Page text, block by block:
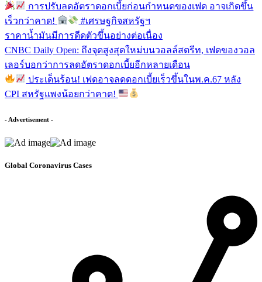
การปรับลดอัตราดอกเบี้ยก่อนกำหนดของเฟด อาจเกิดขึ้น
เร็วกว่าคาด!
#เศรษฐกิจสหรัฐฯ
ราคาน้ำมันมีการดีดตัวขึ้นอย่างต่อเนื่อง
CNBC Daily Open: ถึงจุดสูงสุดใหม่บนวอลล์สตรีท, เฟดของวอล
เลอร์บอกว่าการลดอัตราดอกเบี้ยอีกหลายเดือน
ประเด็นร้อน! เฟดอาจลดดอกเบี้ยเร็วขึ้นในพ.ค.67 หลัง
CPI สหรัฐแพงน้อยกว่าคาด!
- Advertisement -
Global Coronavirus Cases